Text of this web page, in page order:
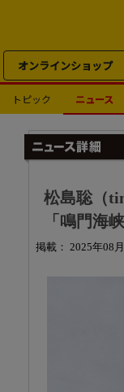
オンラインショップ
トピック ニュース
松島聡（
「鳴門海
掲載： 2025年08